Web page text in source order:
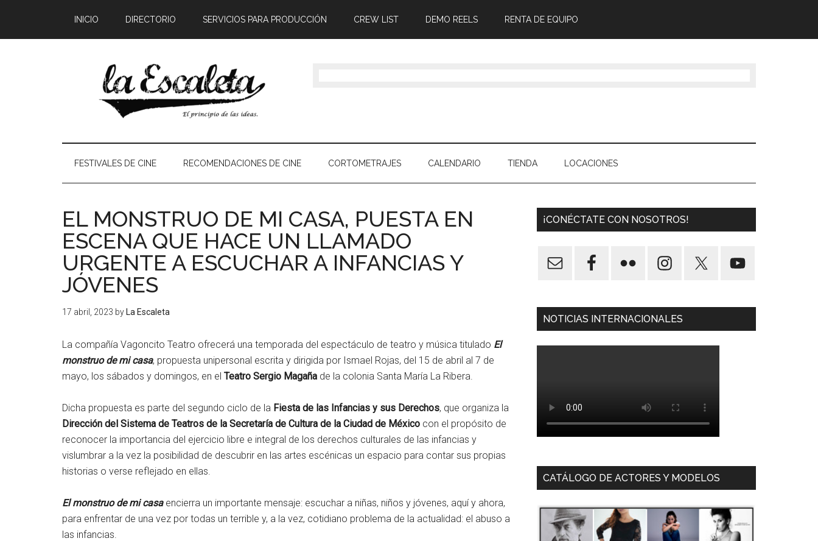
INICIO DIRECTORIO SERVICIOS PARA PRODUCCIÓN CREW LIST DEMO REELS RENTA DE EQUIPO
FESTIVALES DE CINE RECOMENDACIONES DE CINE CORTOMETRAJES CALENDARIO TIENDA LOCACIONES
EL MONSTRUO DE MI CASA, PUESTA EN
ESCENA QUE HACE UN LLAMADO
URGENTE A ESCUCHAR A INFANCIAS Y
JÓVENES
17 abril, 2023 by La Escaleta
La compañía Vagoncito Teatro ofrecerá una temporada del espectáculo de teatro y música titulado El
monstruo de mi casa, propuesta unipersonal escrita y dirigida por Ismael Rojas, del 15 de abril al 7 de
mayo, los sábados y domingos, en el Teatro Sergio Magaña de la colonia Santa María La Ribera.
Dicha propuesta es parte del segundo ciclo de la Fiesta de las Infancias y sus Derechos, que organiza la
Dirección del Sistema de Teatros de la Secretaría de Cultura de la Ciudad de México con el propósito de
reconocer la importancia del ejercicio libre e integral de los derechos culturales de las infancias y
vislumbrar a la vez la posibilidad de descubrir en las artes escénicas un espacio para contar sus propias
historias o verse reflejado en ellas.
El monstruo de mi casaencierra un importante mensaje: escuchar a niñas, niños y jóvenes, aquí y ahora,
para enfrentar de una vez por todas un terrible y, a la vez, cotidiano problema de la actualidad: el abuso a
las infancias.
¡CONÉCTATE CON NOSOTROS!
NOTICIAS INTERNACIONALES
CATÁLOGO DE ACTORES Y MODELOS